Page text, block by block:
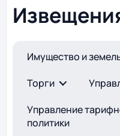
Имущество и
Торги
Управление
политики